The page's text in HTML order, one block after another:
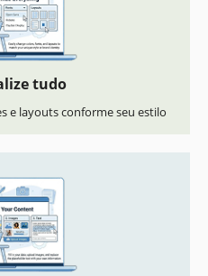
tudo
e layouts conforme seu estilo